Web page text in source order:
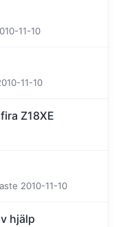
11-10
11-10
Z18XE
2010-11-10
hjälp